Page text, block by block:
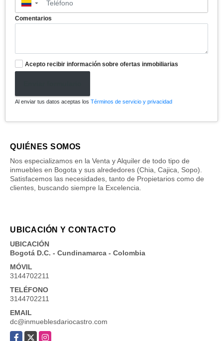
▼
Comentarios
Acepto recibir información sobre ofertas inmobiliarias
Al enviar tus datos aceptas los Términos de servicio y privacidad
QUIÉNES SOMOS
Nos especializamos en la Venta y Alquiler de todo tipo de
inmuebles en Bogota y sus alrededores (Chia, Cajica, Sopo).
Satisfacemos las necesidades, tanto de Propietarios como de
clientes, buscando siempre la Excelencia.
UBICACIÓN Y CONTACTO
UBICACIÓN
Bogotá D.C. - Cundinamarca - Colombia
MÓVIL
3144702211
TELÉFONO
3144702211
EMAIL
dc@inmueblesdariocastro.com
Facebook
X Instagram